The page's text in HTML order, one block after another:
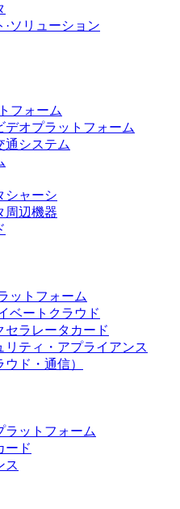
ソリューション
フォーム
デオプラットフォーム
通システム
シャーシ
周辺機器
ットフォーム
ベートクラウド
セラレータカード
リティ・アプライアンス
ド・通信）
ラットフォーム
ード
ス